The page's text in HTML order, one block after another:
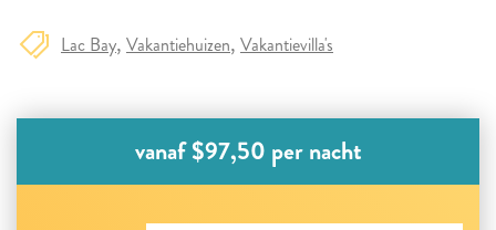
Lac Bay Vakantiehuizen Vakantievilla's
vanaf $97,50 per nacht